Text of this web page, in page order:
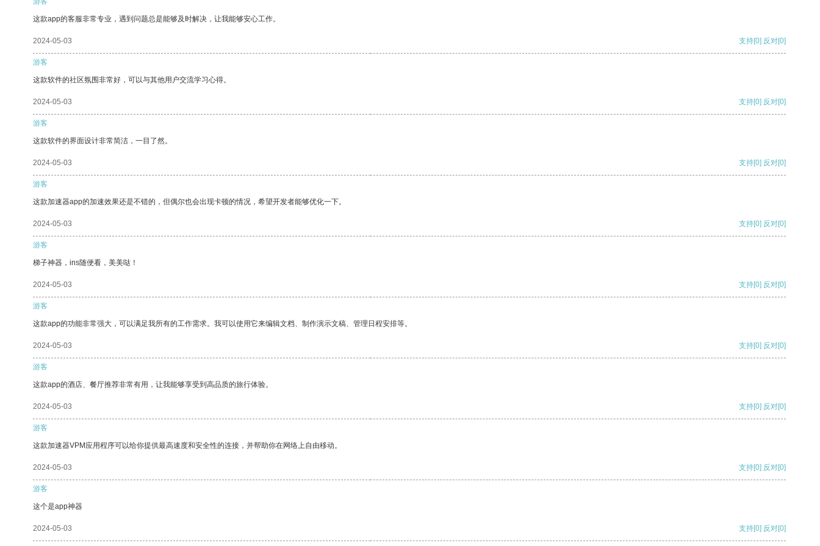
这款app的客服非常专业，遇到问题总是能够及时解决，让我能够安心工作。
2024-05-03 支持[0] 反对[0]
游客
这款软件的社区氛围非常好，可以与其他用户交流学习心得。
2024-05-03 支持[0] 反对[0]
游客
这款软件的界面设计非常简洁，一目了然。
2024-05-03 支持[0] 反对[0]
游客
这款加速器app的加速效果还是不错的，但偶尔也会出现卡顿的情况，希望开发者能够优化一下。
2024-05-03 支持[0] 反对[0]
游客
梯子神器，ins随便看，美美哒！
2024-05-03 支持[0] 反对[0]
游客
这款app的功能非常强大，可以满足我所有的工作需求。我可以使用它来编辑文档、制作演示文稿、管理日程安排等。
2024-05-03 支持[0] 反对[0]
游客
这款app的酒店、餐厅推荐非常有用，让我能够享受到高品质的旅行体验。
2024-05-03 支持[0] 反对[0]
游客
这款加速器VPM应用程序可以给你提供最高速度和安全性的连接，并帮助你在网络上自由移动。
2024-05-03 支持[0] 反对[0]
游客
这个是app神器
2024-05-03 支持[0] 反对[0]